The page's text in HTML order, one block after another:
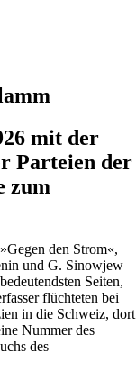
mit der
Parteien der
zum
den Strom«,
und G. Sinowjew
Seiten,
flüchteten bei
in die Schweiz, dort
Nummer des
des